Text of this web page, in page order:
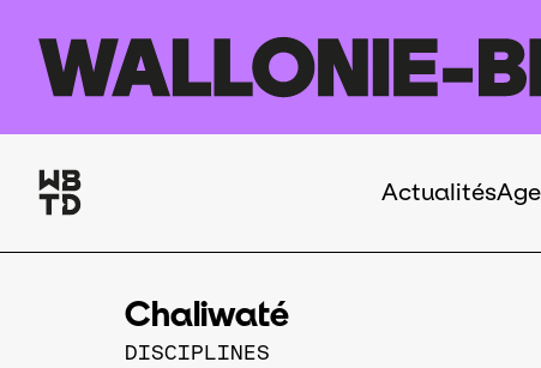
Navigation
Actualités
Chaliwaté
DISCIPLINES